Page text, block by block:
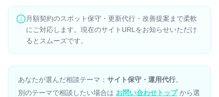
月額契約のスポット保守・更新代行・改善提案まで柔軟
にご対応します。現在のサイトURLをお知らせいただけ
るとスムーズです。
あなたが選んだ相談テーマ： サイト保守・運用代行。
別のテーマで相談したい場合は お問い合わせトップから選